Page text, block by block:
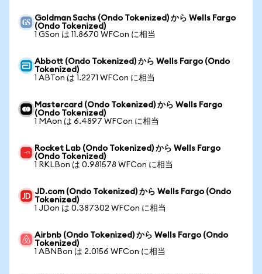
Goldman Sachs (Ondo Tokenized) から Wells Fargo
(Ondo Tokenized)
1 GSon は 11.8670 WFCon に相当
Abbott (Ondo Tokenized) から Wells Fargo (Ondo
Tokenized)
1 ABTon は 1.2271 WFCon に相当
Mastercard (Ondo Tokenized) から Wells Fargo
(Ondo Tokenized)
1 MAon は 6.4897 WFCon に相当
Rocket Lab (Ondo Tokenized) から Wells Fargo
(Ondo Tokenized)
1 RKLBon は 0.981578 WFCon に相当
JD.com (Ondo Tokenized) から Wells Fargo (Ondo
Tokenized)
1 JDon は 0.387302 WFCon に相当
Airbnb (Ondo Tokenized) から Wells Fargo (Ondo
Tokenized)
1 ABNBon は 2.0156 WFCon に相当